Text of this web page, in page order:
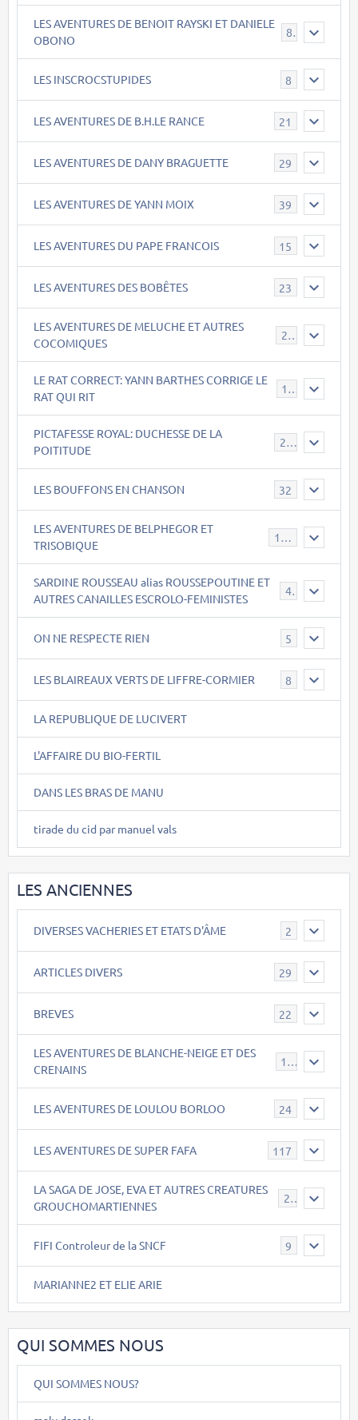
LES AVENTURES DE BENOIT RAYSKI ET DANIELE
OBONO
8
LES INSCROCSTUPIDES 8
LES AVENTURES DE B.H.LE RANCE 21
LES AVENTURES DE DANY BRAGUETTE 29
LES AVENTURES DE YANN MOIX 39
LES AVENTURES DU PAPE FRANCOIS 15
LES AVENTURES DES BOBÊTES 23
LES AVENTURES DE MELUCHE ET AUTRES
COCOMIQUES
22
LE RAT CORRECT: YANN BARTHES CORRIGE LE
RAT QUI RIT
15
PICTAFESSE ROYAL: DUCHESSE DE LA
POITITUDE
23
LES BOUFFONS EN CHANSON 32
LES AVENTURES DE BELPHEGOR ET
TRISOBIQUE
147
SARDINE ROUSSEAU alias ROUSSEPOUTINE ET
AUTRES CANAILLES ESCROLO-FEMINISTES
40
ON NE RESPECTE RIEN 5
LES BLAIREAUX VERTS DE LIFFRE-CORMIER 8
LA REPUBLIQUE DE LUCIVERT
L'AFFAIRE DU BIO-FERTIL
DANS LES BRAS DE MANU
tirade du cid par manuel vals
LES ANCIENNES
DIVERSES VACHERIES ET ETATS D'ÂME 2
ARTICLES DIVERS 29
BREVES 22
LES AVENTURES DE BLANCHE-NEIGE ET DES
CRENAINS
17
LES AVENTURES DE LOULOU BORLOO 24
LES AVENTURES DE SUPER FAFA 117
LA SAGA DE JOSE, EVA ET AUTRES CREATURES
GROUCHOMARTIENNES
26
FIFI Controleur de la SNCF 9
MARIANNE2 ET ELIE ARIE
QUI SOMMES NOUS
QUI SOMMES NOUS?